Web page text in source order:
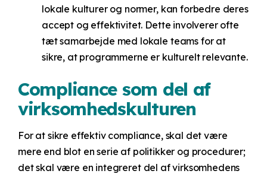
lokale kulturer og normer, kan forbedre deres
accept og effektivitet. Dette involverer ofte
tæt samarbejde med lokale teams for at
sikre, at programmerne er kulturelt relevante.
Compliance som del af
virksomhedskulturen
For at sikre effektiv compliance, skal det være
mere end blot en serie af politikker og procedurer;
det skal være en integreret del af virksomhedens